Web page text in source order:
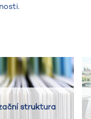
struktura